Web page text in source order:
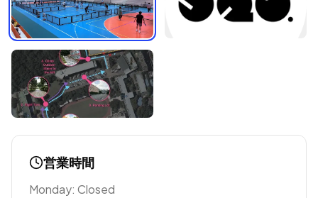
営業時間
Monday: Closed